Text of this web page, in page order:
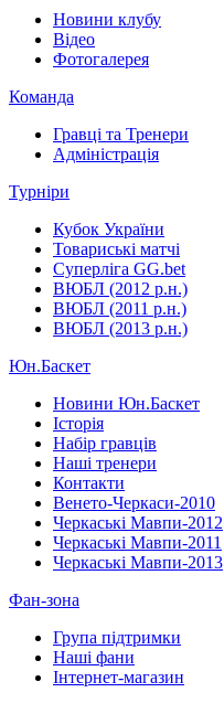
Новини клубу
Відео
Фотогалерея
Команда
Гравці та Тренери
Адміністрація
Турніри
Кубок України
Товариські матчі
Суперліга GG.bet
ВЮБЛ (2012 р.н.)
ВЮБЛ (2011 р.н.)
ВЮБЛ (2013 р.н.)
Юн.Баскет
Новини Юн.Баскет
Історія
Набір гравців
Наші тренери
Контакти
Венето-Черкаси-2010
Черкаські Мавпи-2012
Черкаські Мавпи-2011
Черкаські Мавпи-2013
Фан-зона
Група підтримки
Наші фани
Інтернет-магазин